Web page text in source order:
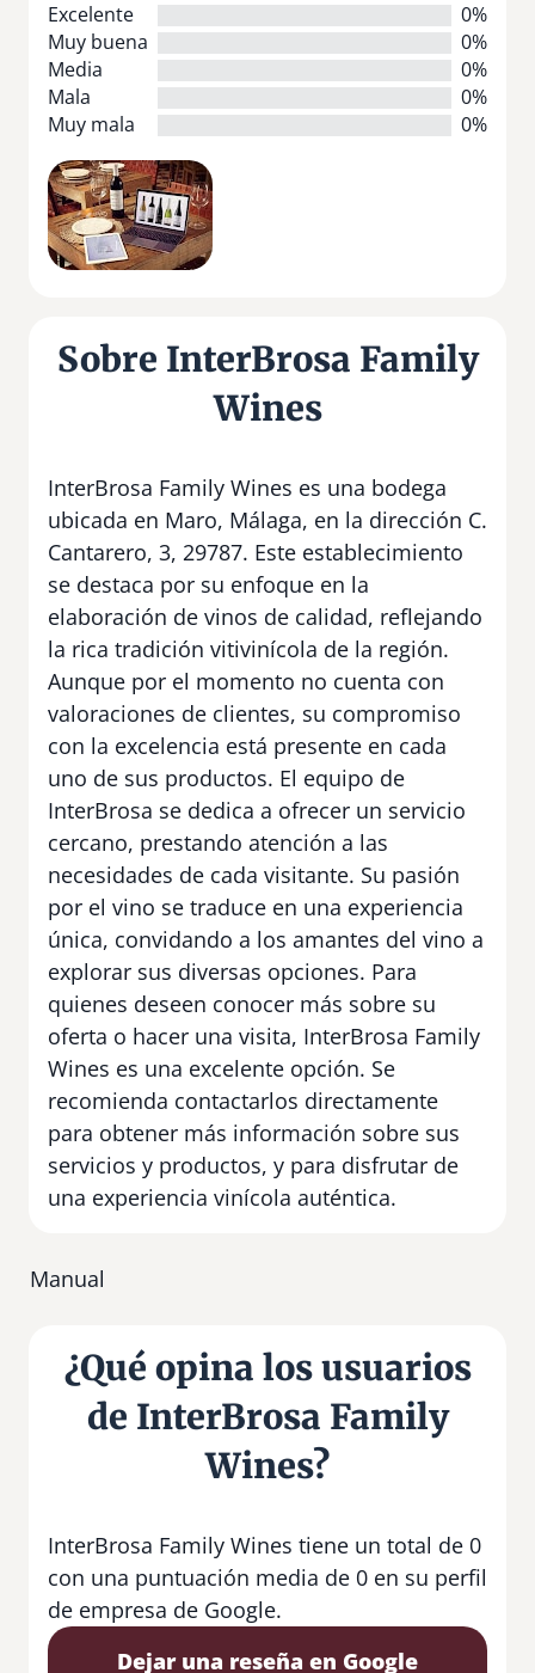
Excelente
0%
Muy buena
0%
Media
0%
Mala
0%
Muy mala
0%
Sobre InterBrosa Family
Wines
InterBrosa Family Wines es una bodega
ubicada en Maro, Málaga, en la dirección C.
Cantarero, 3, 29787. Este establecimiento
se destaca por su enfoque en la
elaboración de vinos de calidad, reflejando
la rica tradición vitivinícola de la región.
Aunque por el momento no cuenta con
valoraciones de clientes, su compromiso
con la excelencia está presente en cada
uno de sus productos. El equipo de
InterBrosa se dedica a ofrecer un servicio
cercano, prestando atención a las
necesidades de cada visitante. Su pasión
por el vino se traduce en una experiencia
única, convidando a los amantes del vino a
explorar sus diversas opciones. Para
quienes deseen conocer más sobre su
oferta o hacer una visita, InterBrosa Family
Wines es una excelente opción. Se
recomienda contactarlos directamente
para obtener más información sobre sus
servicios y productos, y para disfrutar de
una experiencia vinícola auténtica.
Manual
¿Qué opina los usuarios
de InterBrosa Family
Wines?
InterBrosa Family Wines tiene un total de 0
con una puntuación media de 0 en su perfil
de empresa de Google.
Dejar una reseña en Google